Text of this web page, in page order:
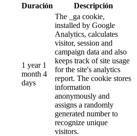
Duración Descripción
1 year 1
month 4
days
The _ga cookie,
installed by Google
Analytics, calculates
visitor, session and
campaign data and also
keeps track of site usage
for the site's analytics
report. The cookie stores
information
anonymously and
assigns a randomly
generated number to
recognize unique
visitors.